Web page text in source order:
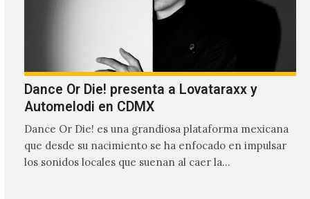
Dance Or Die! presenta a Lovataraxx y
Automelodi en CDMX
Dance Or Die! es una grandiosa plataforma mexicana
que desde su nacimiento se ha enfocado en impulsar
los sonidos locales que suenan al caer la…